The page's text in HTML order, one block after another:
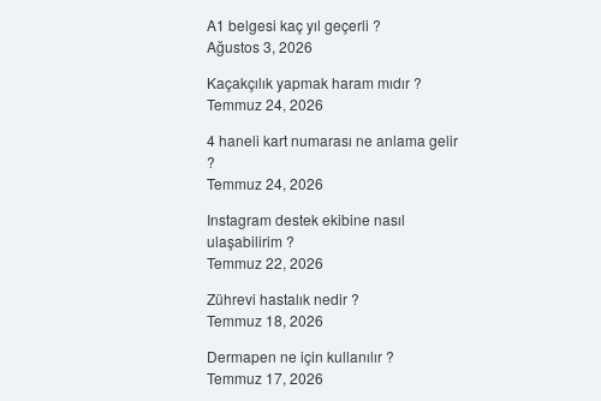
A1 belgesi kaç yıl geçerli ?
Ağustos 3, 2026
Kaçakçılık yapmak haram mıdır ?
Temmuz 24, 2026
4 haneli kart numarası ne anlama gelir
?
Temmuz 24, 2026
Instagram destek ekibine nasıl
ulaşabilirim ?
Temmuz 22, 2026
Zührevi hastalık nedir ?
Temmuz 18, 2026
Dermapen ne için kullanılır ?
Temmuz 17, 2026